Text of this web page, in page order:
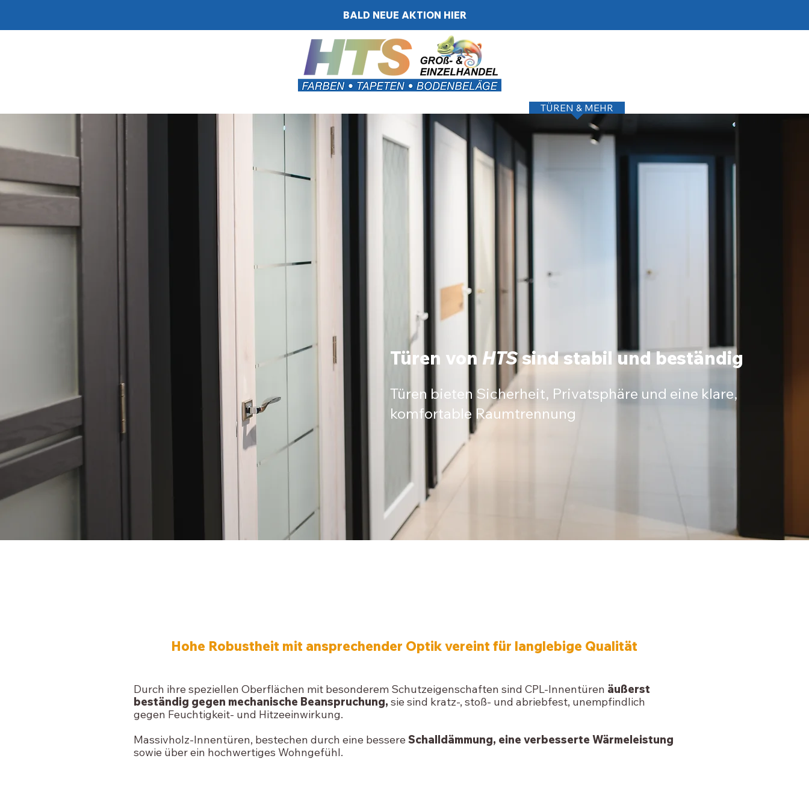
BALD NEUE AKTION HIER
TÜREN & MEHR
Türen von HTSsind stabil und beständig
Türen bieten Sicherheit, Privatsphäre und eine klare,
komfortable Raumtrennung
Hohe Robustheit mit ansprechender Optik vereint für langlebige Qualität
Durch ihre speziellen Oberflächen mit besonderem Schutzeigenschaften sind CPL-Innentüren äußerst
beständig gegen mechanische Beanspruchung, sie sind kratz-, stoß- und abriebfest, unempfindlich
gegen Feuchtigkeit- und Hitzeeinwirkung.
Massivholz-Innentüren, bestechen durch eine bessereSchalldämmung, eine verbesserte Wärmeleistung
sowie über ein hochwertiges Wohngefühl.